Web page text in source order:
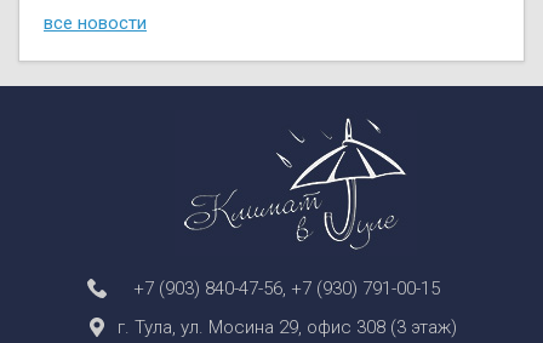
все новости
+7 (903) 840-47-56 +7 (930) 791-00-15
г. Тула, ул. Мосина 29, офис 308 (3 этаж)